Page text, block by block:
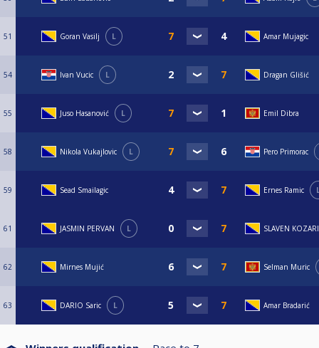
51 Goran Vasilj L Amar Mujagic
54 Ivan Vucic L Dragan Glišić
55 Juso Hasanović L Emil Dibra
58 Nikola Vukajlovic L Pero Primorac
59 Sead Smailagic Ernes Ramic
61 JASMIN PERVAN L SLAVEN
62 Mirnes Mujić Selman Muric
63 DARIO Saric L Amar Bradarić